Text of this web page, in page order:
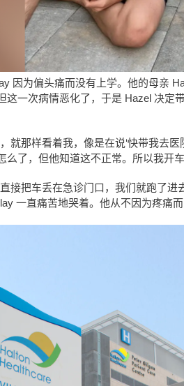
因为偏头痛而没有上学。他的母亲
这一次病情恶化了，于是 Hazel 决定
就那样看着我，像是在说‘快带我去医
么了，但他知道这不正常。所以我开
接把车丢在急诊门口，我们就跑了进
一直痛苦地哭着。他从不因为疼痛